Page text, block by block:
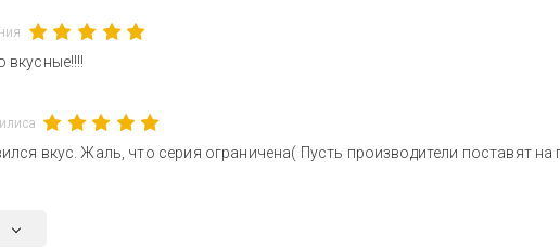
вкусные!!!!
вкус. Жаль, что серия ограничена( Пусть производители поставят